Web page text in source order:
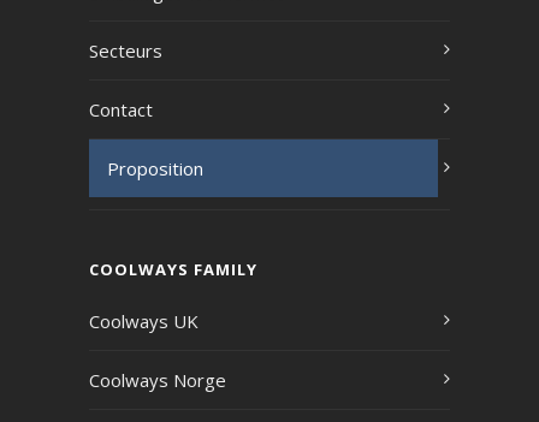
Secteurs
Contact
Proposition
COOLWAYS FAMILY
Coolways UK
Coolways Norge